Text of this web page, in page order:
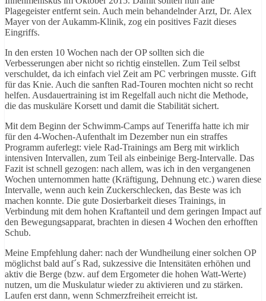
Plagegeister entfernt sein. Auch mein behandelnder Arzt, Dr. Alex
Mayer von der Aukamm-Klinik, zog ein positives Fazit dieses
Eingriffs.
In den ersten 10 Wochen nach der OP sollten sich die
Verbesserungen aber nicht so richtig einstellen. Zum Teil selbst
verschuldet, da ich einfach viel Zeit am PC verbringen musste. Gift
für das Knie. Auch die sanften Rad-Touren mochten nicht so recht
helfen. Ausdauertraining ist im Regelfall auch nicht die Methode,
die das muskuläre Korsett und damit die Stabilität sichert.
Mit dem Beginn der Schwimm-Camps auf Teneriffa hatte ich mir
für den 4-Wochen-Aufenthalt im Dezember nun ein straffes
Programm auferlegt: viele Rad-Trainings am Berg mit wirklich
intensiven Intervallen, zum Teil als einbeinige Berg-Intervalle. Das
Fazit ist schnell gezogen: nach allem, was ich in den vergangenen
Wochen unternommen hatte (Kräftigung, Dehnung etc.) waren diese
Intervalle, wenn auch kein Zuckerschlecken, das Beste was ich
machen konnte. Die gute Dosierbarkeit dieses Trainings, in
Verbindung mit dem hohen Kraftanteil und dem geringen Impact auf
den Bewegungsapparat, brachten in diesen 4 Wochen den erhofften
Schub.
Meine Empfehlung daher: nach der Wundheilung einer solchen OP
möglichst bald auf´s Rad, sukzessive die Intensitäten erhöhen und
aktiv die Berge (bzw. auf dem Ergometer die hohen Watt-Werte)
nutzen, um die Muskulatur wieder zu aktivieren und zu stärken.
Laufen erst dann, wenn Schmerzfreiheit erreicht ist.